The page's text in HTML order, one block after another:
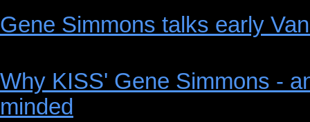
Gene Simmons talks early
Why KISS' Gene Simmons -
minded